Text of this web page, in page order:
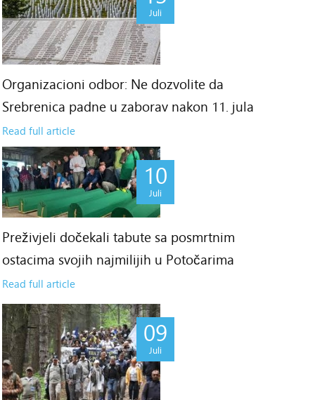
Juli
Organizacioni odbor: Ne dozvolite da
Srebrenica padne u zaborav nakon 11. jula
Read full article
10
Juli
Preživjeli dočekali tabute sa posmrtnim
ostacima svojih najmilijih u Potočarima
Read full article
09
Juli